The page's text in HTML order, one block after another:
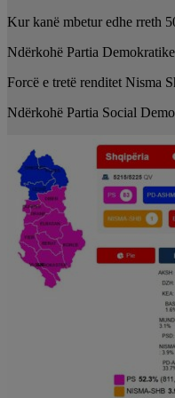
Kur kanë mbetur edhe rreth
Ndërkohë Partia
Forcë e tretë renditet Nisma
Ndërkohë Partia Social